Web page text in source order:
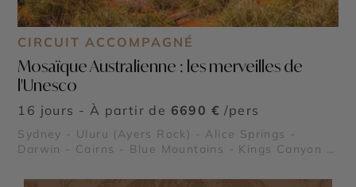
CIRCUIT ACCOMPAGNÉ
Mosaïque Australienne : les merveilles de
l'Unesco
16 jours - À partir de 6690 € /pers
Sydney - Uluru (Ayers Rock) - Alice Springs -
Darwin - Cairns - Blue Mountains - Kings Canyon -
Corail - Forêt Tropicale de Daintree